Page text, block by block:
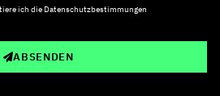
ich die Datenschutzbestimmungen
ABSENDEN